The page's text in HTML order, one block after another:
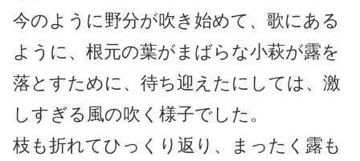
今のように野分が吹き始めて、歌にある
ように、根元の葉がまばらな小萩が露を
落とすために、待ち迎えたにしては、激
しすぎる風の吹く様子でした。
枝も折れてひっくり返り、まったく露も